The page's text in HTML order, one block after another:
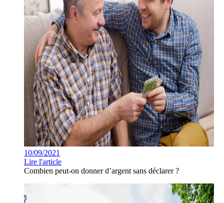
10/09/2021
Lire l'article
Combien peut-on donner d’argent sans déclarer ?